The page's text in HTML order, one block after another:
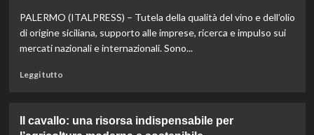
come
le
vite
umanitari”.
PALERMO (ITALPRESS) – Tutela della qualità del vino e dell’olio
di origine siciliana, supporto alle imprese, ricerca e impulso sui
mercati nazionali e internazionali. Sono...
Leggi tuttoLeggi
Controllo
Il cavallo: una risorsa indispensabile per